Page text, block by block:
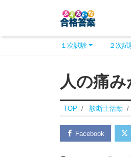
１次試験 ２次試
人の痛
TOP 診断士活動
Facebook